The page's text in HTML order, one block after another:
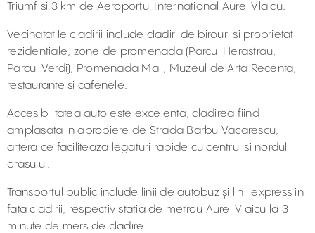
Triumf si 3 km de Aeroportul International Aurel Vlaicu.
Vecinatatile cladirii include cladiri de birouri si proprietati
rezidentiale, zone de promenada (Parcul Herastrau,
Parcul Verdi), Promenada Mall, Muzeul de Arta Recenta,
restaurante si cafenele.
Accesibilitatea auto este excelenta, cladirea fiind
amplasata in apropiere de Strada Barbu Vacarescu,
artera ce faciliteaza legaturi rapide cu centrul si nordul
orasului.
Transportul public include linii de autobuz și linii express in
fata cladirii, respectiv statia de metrou Aurel Vlaicu la 3
minute de mers de cladire.